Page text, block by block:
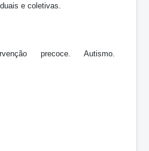
e coletivas.
precoce. Autismo.